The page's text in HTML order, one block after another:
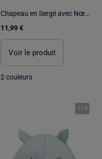
Chapeau en Sergé avec Nœud
11,99 €
Voir le produit
2 couleurs
1 /4